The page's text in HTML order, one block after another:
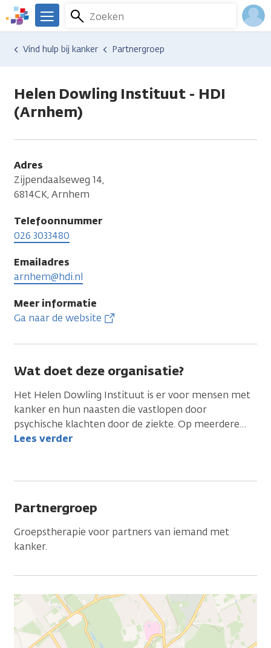
Overslaan
en
naar
We
er
Kanker.nl
Zoeken
Menu
Hulp en ondersteuning
Vind hulp bij kanker Partnergroep
Helen Dowling Instituut - HDI
(Arnhem)
Adres
Zijpendaalseweg 14,
6814CK, Arnhem
Telefoonnummer
026 3033480
Emailadres
arnhem@hdi.nl
Meer informatie
Ga naar de website
Wat doet deze organisatie?
Het Helen Dowling Instituut is er voor mensen met
kanker en hun naasten die vastlopen door
psychische klachten door de ziekte. Op meerdere…
Lees verder
Partnergroep
Groepstherapie voor partners van iemand met
kanker.